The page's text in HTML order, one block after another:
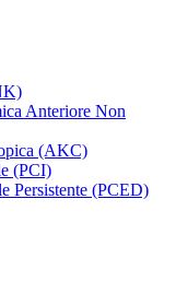
Anteriore Non
(AKC)
(PCI)
Persistente (PCED)